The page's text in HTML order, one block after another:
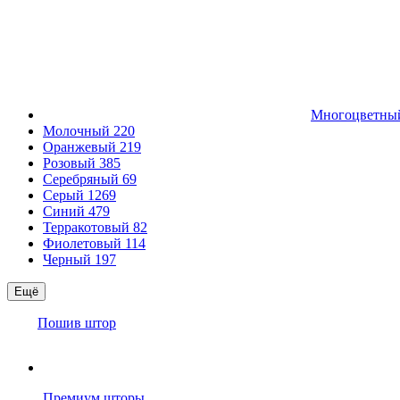
Молочный 220
Оранжевый 219
Розовый 385
Серебряный 69
Серый 1269
Синий 479
Терракотовый 82
Фиолетовый 114
Черный 197
Ещё
Пошив штор